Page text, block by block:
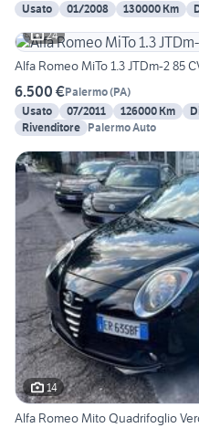
Usato
01/2008 130000 Km
24
Alfa Romeo MiTo 1.3 JTDm-2 85
6.500 €Palermo(PA)
Usato
07/2011 126000 Km
Rivenditore Palermo Auto
14
Alfa Romeo Mito Quadrifoglio